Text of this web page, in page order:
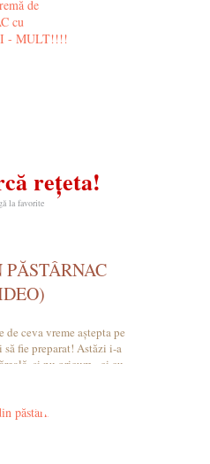
rețeta!
la favorite
ceva vreme aștepta pe
fie preparat! Astăzi i-a
și nu oricum - ci cu